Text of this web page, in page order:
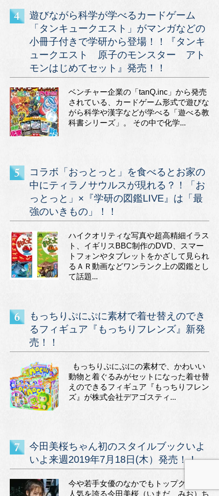
遊びながら科学が学べるカードゲーム
「タンキュークエスト」がマンガなどの
小冊子付きで学研から登場！！『タンキ
ュークエスト 原子のモンスター アト
モンはじめてセット』発売！！
ベンチャー企業の「tanQ.inc」から発売
されている、カードゲーム形式で遊びな
がら科学や漢字などが学べる「遊べる教
科書シリーズ」。 その中で化学...
コラボ「おっとっと」を食べるとお家の
中にティラノサウルスが現れる？！「お
っとっと」×『学研の図鑑LIVE』は「最
強のいきもの」！！
ハイクオリティな写真や超高精細イラス
ト、イギリスBBC制作のDVD、スマー
トフォンやタブレットをかざして見られ
るＡＲ動画などワンランク上の図鑑とし
て話題...
もっちりぷにぷに素材で着せ替えのでき
るフィギュア『もっちりフレンズ』新発
売！！
もっちりぷにぷにの素材で、かわいい
動物と着ぐるみがセットになった着せ替
えのできるフィギュア『もっちりフレン
ズ』が株式会社デアゴスティ...
今田美桜ちゃん初のスタイルブックいよ
いよ来週2019年7月18日(木）発売！！
今や若手女優のなかでもトップクラスの
人気を誇る今田美桜（いまだ みお）ち